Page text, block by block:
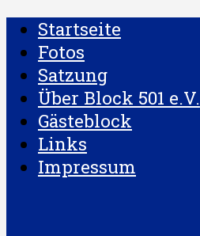
Startseite
Fotos
Satzung
Über Block 501 e.V.
Gästeblock
Links
Impressum